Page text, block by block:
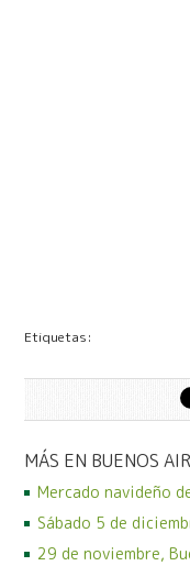
Etiquetas:
MÁS EN BUENOS
Mercado navideño
Sábado 5 de
29 de noviembre,